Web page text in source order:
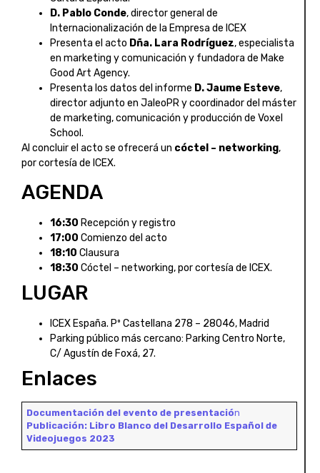
D. Pablo Conde, director general de
Internacionalización de la Empresa de ICEX
Presenta el acto Dña. Lara Rodríguez, especialista
en marketing y comunicación y fundadora de Make
Good Art Agency.
Presenta los datos del informe D. Jaume Esteve,
director adjunto en JaleoPR y coordinador del máster
de marketing, comunicación y producción de Voxel
School.
Al concluir el acto se ofrecerá un cóctel – networking,
por cortesía de ICEX.
AGENDA
16:30 Recepción y registro
17:00 Comienzo del acto
18:10 Clausura
18:30 Cóctel – networking, por cortesía de ICEX.
LUGAR
ICEX España. Pº Castellana 278 – 28046, Madrid
Parking público más cercano: Parking Centro Norte,
C/ Agustín de Foxá, 27.
Enlaces
Documentación del evento de presentación
Publicación: Libro Blanco del Desarrollo Español de
Videojuegos 2023